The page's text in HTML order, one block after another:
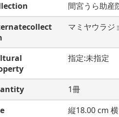
間宮うら助産
マミヤウラジ
指定:未指定
1冊
縦18.00 cm